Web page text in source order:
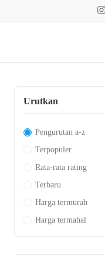
Urutkan
Pengurutan a-z
Terpopuler
Rata-rata rating
Terbaru
Harga termurah
Harga termahal